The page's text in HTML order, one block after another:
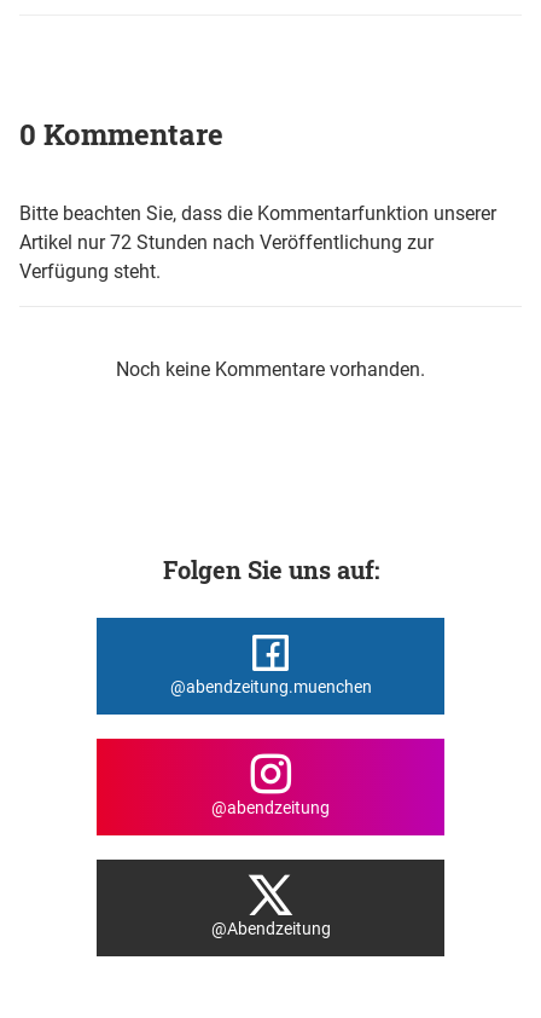
0 Kommentare
Bitte beachten Sie, dass die Kommentarfunktion unserer
Artikel nur 72 Stunden nach Veröffentlichung zur
Verfügung steht.
Noch keine Kommentare vorhanden.
Folgen Sie uns auf:
@abendzeitung.muenchen
@abendzeitung
@Abendzeitung